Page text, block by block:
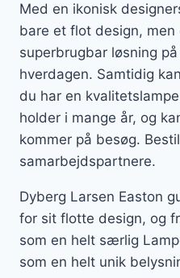
Med en ikonisk
bare et flot design, men
superbrugbar løsning
hverdagen. Samtidig
du har en
holder i mange år, og
kommer på besøg.
samarbejdspartnere.
Dyberg Larsen Easton
for sit flotte design, og
som en helt særlig
som en helt unik